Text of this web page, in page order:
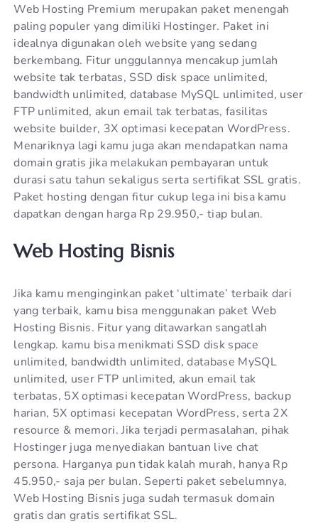
Web Hosting Premium merupakan paket menengah
paling populer yang dimiliki Hostinger. Paket ini
idealnya digunakan oleh website yang sedang
berkembang. Fitur unggulannya mencakup jumlah
website tak terbatas, SSD disk space unlimited,
bandwidth unlimited, database MySQL unlimited, user
FTP unlimited, akun email tak terbatas, fasilitas
website builder, 3X optimasi kecepatan WordPress.
Menariknya lagi kamu juga akan mendapatkan nama
domain gratis jika melakukan pembayaran untuk
durasi satu tahun sekaligus serta sertifikat SSL gratis.
Paket hosting dengan fitur cukup lega ini bisa kamu
dapatkan dengan harga Rp 29.950,- tiap bulan.
Web Hosting Bisnis
Jika kamu menginginkan paket ‘ultimate’ terbaik dari
yang terbaik, kamu bisa menggunakan paket Web
Hosting Bisnis. Fitur yang ditawarkan sangatlah
lengkap. kamu bisa menikmati SSD disk space
unlimited, bandwidth unlimited, database MySQL
unlimited, user FTP unlimited, akun email tak
terbatas, 5X optimasi kecepatan WordPress, backup
harian, 5X optimasi kecepatan WordPress, serta 2X
resource & memori. Jika terjadi permasalahan, pihak
Hostinger juga menyediakan bantuan live chat
persona. Harganya pun tidak kalah murah, hanya Rp
45.950,- saja per bulan. Seperti paket sebelumnya,
Web Hosting Bisnis juga sudah termasuk domain
gratis dan gratis sertifikat SSL.